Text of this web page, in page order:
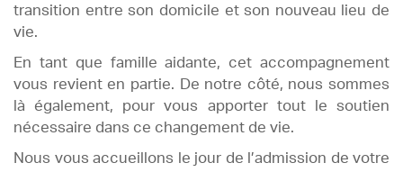
transition entre son domicile et son nouveau lieu de
vie.
En tant que famille aidante, cet accompagnement
vous revient en partie. De notre côté, nous sommes
là également, pour vous apporter tout le soutien
nécessaire dans ce changement de vie.
Nous vous accueillons le jour de l’admission de votre